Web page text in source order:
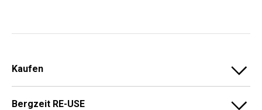
Kaufen
Bergzeit RE-USE